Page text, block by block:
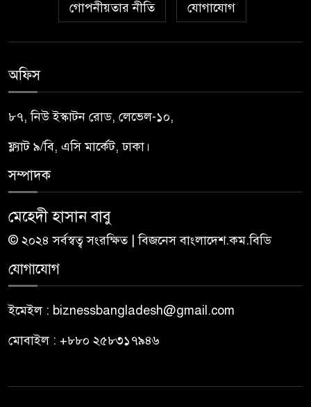
গোপনীয়তার নীতি যোগাযোগ
অফিস
৮৭, নিউ ইস্কাটন রোড, লেভেল-১০,
ফ্ল্যাট ৯/বি, এসি মার্কেট, ঢাকা।
সম্পাদক
মেহেদী হাসান বাবু
© ২০২৪ সর্বস্বত্ব সংরক্ষিত | বিজনেস বাংলাদেশ.কম.বিডি
যোগাযোগ
ইমেইল : biznessbangladesh@gmail.com
মোবাইল : +৮৮০ ২৫৮৩১৭৯৪৬